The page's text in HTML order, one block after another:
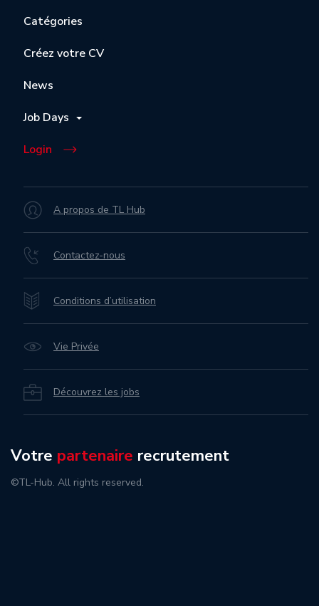
Catégories
Créez votre CV
News
Job Days
Login
A propos de TL Hub
Contactez-nous
Conditions d’utilisation
Vie Privée
Découvrez les jobs
Votre partenaire recrutement
©TL-Hub. All rights reserved.